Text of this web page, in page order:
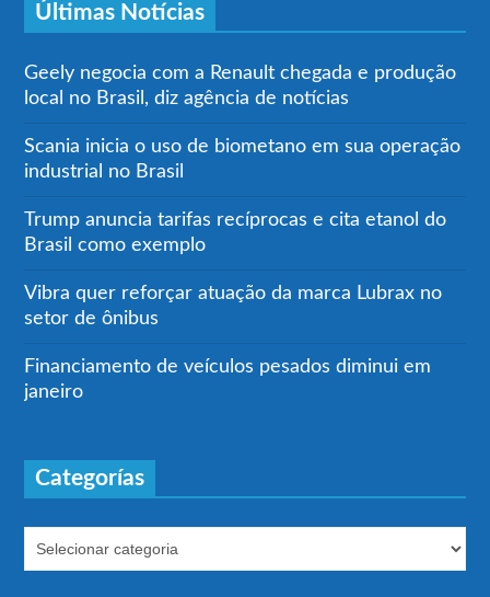
Últimas Notícias
Geely negocia com a Renault chegada e produção
local no Brasil, diz agência de notícias
Scania inicia o uso de biometano em sua operação
industrial no Brasil
Trump anuncia tarifas recíprocas e cita etanol do
Brasil como exemplo
Vibra quer reforçar atuação da marca Lubrax no
setor de ônibus
Financiamento de veículos pesados diminui em
janeiro
Categorías